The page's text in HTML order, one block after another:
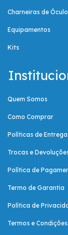
Charneiras de
Equipamentos
Kits
Quem Somos
Como Comprar
Políticas de Entrega
Trocas e
Política de
Termo de Garantia
Política de
Termos e